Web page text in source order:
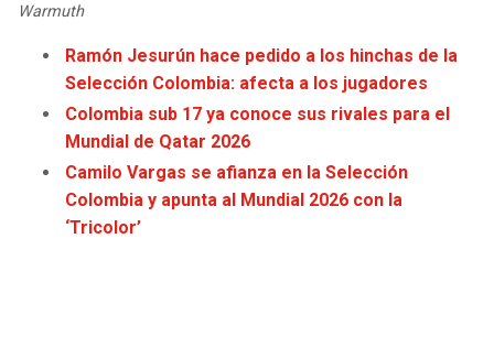
COWBOYS
GIANTS
EAGLES
CLIPPERS
LAKERS
SUNS
Warmuth
Ramón Jesurún hace pedido a los hinchas de la
Selección Colombia: afecta a los jugadores
Colombia sub 17 ya conoce sus rivales para el
Mundial de Qatar 2026
Camilo Vargas se afianza en la Selección
Colombia y apunta al Mundial 2026 con la
‘Tricolor’